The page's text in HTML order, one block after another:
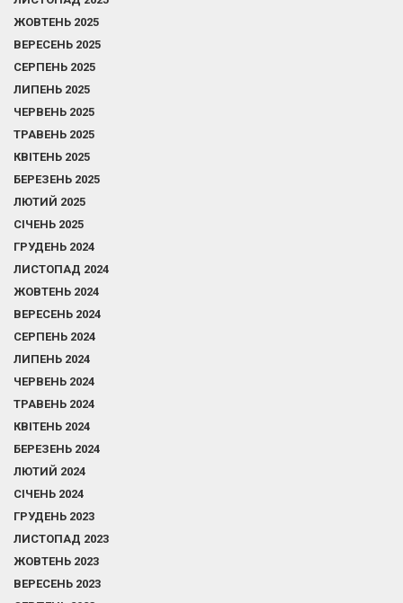
ЖОВТЕНЬ 2025
ВЕРЕСЕНЬ 2025
СЕРПЕНЬ 2025
ЛИПЕНЬ 2025
ЧЕРВЕНЬ 2025
ТРАВЕНЬ 2025
КВІТЕНЬ 2025
БЕРЕЗЕНЬ 2025
ЛЮТИЙ 2025
СІЧЕНЬ 2025
ГРУДЕНЬ 2024
ЛИСТОПАД 2024
ЖОВТЕНЬ 2024
ВЕРЕСЕНЬ 2024
СЕРПЕНЬ 2024
ЛИПЕНЬ 2024
ЧЕРВЕНЬ 2024
ТРАВЕНЬ 2024
КВІТЕНЬ 2024
БЕРЕЗЕНЬ 2024
ЛЮТИЙ 2024
СІЧЕНЬ 2024
ГРУДЕНЬ 2023
ЛИСТОПАД 2023
ЖОВТЕНЬ 2023
ВЕРЕСЕНЬ 2023